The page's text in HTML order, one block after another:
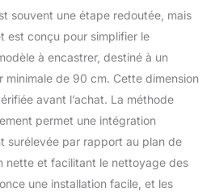
pouvez placer des
Accessoires pour évier
tels qu'un Égouttoir
enroulable, une planche
à découper ou un Bac
d’égouttage. Vous
laver, couper et sécher
les produits. L'Égouttoir
enroulable est également
idéal pour sécher la
souvent une étape redoutée, mais
est conçu pour simplifier le
à encastrer, destiné à un
minimale de 90 cm. Cette dimension
avant l’achat. La méthode
permet une intégration
surélevée par rapport au plan de
nette et facilitant le nettoyage des
une installation facile, et les